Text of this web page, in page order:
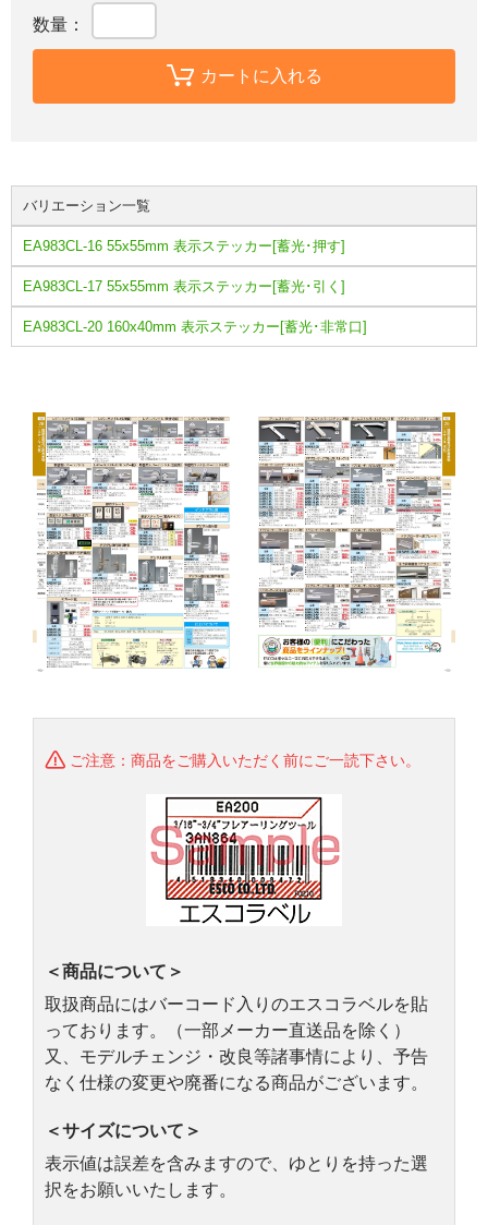
数量：
カートに入れる
バリエーション一覧
EA983CL-16 55x55mm 表示ステッカー[蓄光･押す]
EA983CL-17 55x55mm 表示ステッカー[蓄光･引く]
EA983CL-20 160x40mm 表示ステッカー[蓄光･非常口]
ご注意：商品をご購入いただく前にご一読下さい。
＜商品について＞
取扱商品にはバーコード入りのエスコラベルを貼
っております。（一部メーカー直送品を除く）
又、モデルチェンジ・改良等諸事情により、予告
なく仕様の変更や廃番になる商品がございます。
＜サイズについて＞
表示値は誤差を含みますので、ゆとりを持った選
択をお願いいたします。